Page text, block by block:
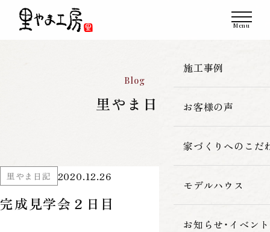
施工事例
一覧
新築
改築・リフォーム
お客様の声
家づくりへのこだ
里やま工房の家
素材へのこだわ
モデルハウス
お知らせ・イベント
Blog
里やま日記
里やま日記 2020.12.26
完成見学会２日目